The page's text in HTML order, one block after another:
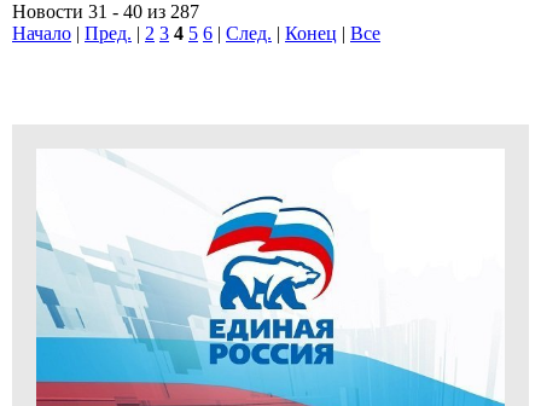
Новости 31 - 40 из 287
Начало | Пред. | 2 3 4 5 6 | След. | Конец | Все